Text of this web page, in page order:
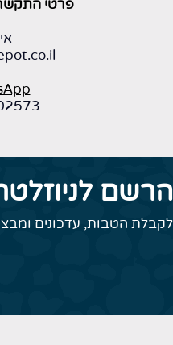
פרטי
:
הרשם
לקבלת הטבות, עדכונים